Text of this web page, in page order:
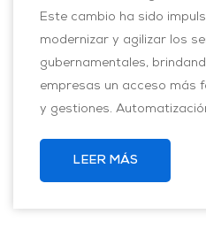
Este cambio ha sido
modernizar y agilizar los
gubernamentales,
empresas un acceso más
y gestiones.
LEER MÁS